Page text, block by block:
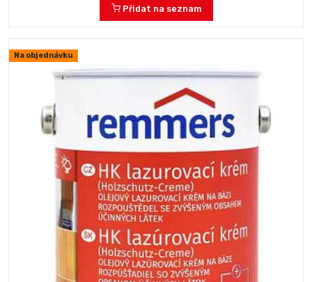
Přidat na seznam
Na objednávku